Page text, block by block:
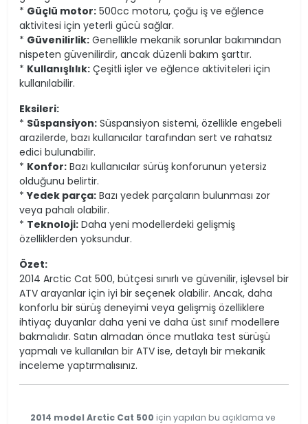
* Güçlü motor: 500cc motoru, çoğu iş ve eğlence
aktivitesi için yeterli gücü sağlar.
* Güvenilirlik: Genellikle mekanik sorunlar bakımından
nispeten güvenilirdir, ancak düzenli bakım şarttır.
* Kullanışlılık: Çeşitli işler ve eğlence aktiviteleri için
kullanılabilir.
Eksileri:
* Süspansiyon: Süspansiyon sistemi, özellikle engebeli
arazilerde, bazı kullanıcılar tarafından sert ve rahatsız
edici bulunabilir.
* Konfor: Bazı kullanıcılar sürüş konforunun yetersiz
olduğunu belirtir.
*Yedek parça: Bazı yedek parçaların bulunması zor
veya pahalı olabilir.
* Teknoloji: Daha yeni modellerdeki gelişmiş
özelliklerden yoksundur.
Özet:
2014 Arctic Cat 500, bütçesi sınırlı ve güvenilir, işlevsel bir
ATV arayanlar için iyi bir seçenek olabilir. Ancak, daha
konforlu bir sürüş deneyimi veya gelişmiş özelliklere
ihtiyaç duyanlar daha yeni ve daha üst sınıf modellere
bakmalıdır. Satın almadan önce mutlaka test sürüşü
yapmalı ve kullanılan bir ATV ise, detaylı bir mekanik
inceleme yaptırmalısınız.
2014 model Arctic Cat 500 için yapılan bu açıklama ve